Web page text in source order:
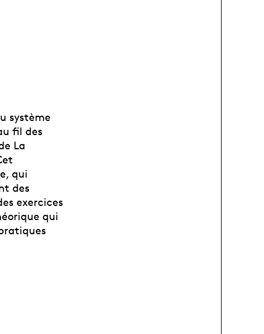
système
fil des
La
qui
des
exercices
qui